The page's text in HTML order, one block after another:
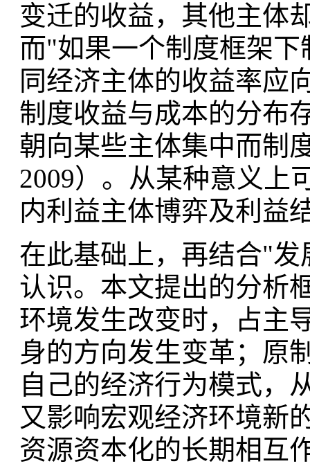
变迁的收益，其他主体
而"如果一个制度框架
同经济主体的收益率应
制度收益与成本的分布
朝向某些主体集中而制
2009）。从某种意义上
内利益主体博弈及利益
在此基础上，再结合"
认识。本文提出的分析
环境发生改变时，占主
身的方向发生变革；原
自己的经济行为模式，
又影响宏观经济环境新
资源资本化的长期相互